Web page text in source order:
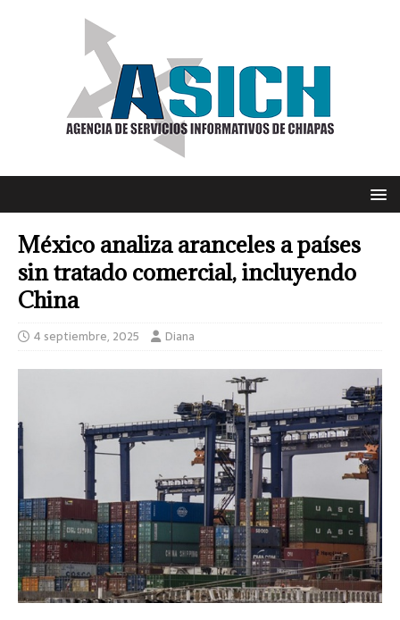
México analiza aranceles a países
sin tratado comercial, incluyendo
China
4 septiembre, 2025 Diana